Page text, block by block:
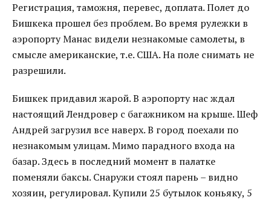
Регистрация, таможня, перевес, доплата. Полет до
Бишкека прошел без проблем. Во время рулежки в
аэропорту Манас видели незнакомые самолеты, в
смысле американские, т.е. США. На поле снимать не
разрешили.
Бишкек придавил жарой. В аэропорту нас ждал
настоящий Лендровер с багажником на крыше. Шеф
Андрей загрузил все наверх. В город поехали по
незнакомым улицам. Мимо парадного входа на
базар. Здесь в последний момент в палатке
поменяли баксы. Снаружи стоял парень – видно
хозяин, регулировал. Купили 25 бутылок коньяку, 5